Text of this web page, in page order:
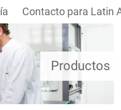
Productos
Contacto para Latin